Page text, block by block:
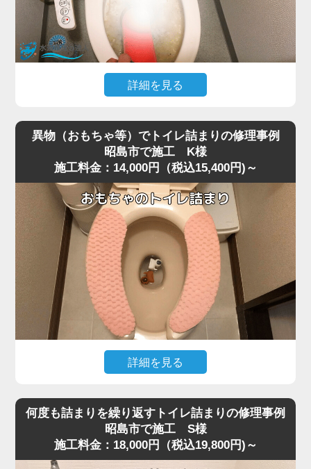
固まると、ラバーカップや薬剤ではまったく効果が出ない
ケースが多いのが特徴です。
今回の現場では、表面的な処置では改善が見込めないた
め、便器を一度取り外して内部の閉塞箇所に直接アクセス
する方法を選択しました。
便器を脱着し、排水路の奥を確認すると、大きく膨れた猫
位置で塞いでいました。
固まりを丁寧に除去し、排水管内部も確認したうえで通水
テストを実施すると、問題なく排水が流れる状態に戻りま
した。
作業後、お客様には「流せると書かれている猫砂でも、実
際には詰まりやすい」「トイレに流さずゴミとして処理す
る方が安全」といった再発防止のポイントをお伝えしまし
猫砂の詰まりは便器内部の奥で固まるケースが多く、便器
脱着が必要になる重度詰まりとして非常に多いトラブルで
詳細を見る
流したところ水位がみるみる上昇し、まったく流れなくな
ったというご相談がありました。
現場に伺って状況を確認すると、便器の奥で胃内容物と食
べカスが固まり、節水型トイレ特有の弱い排水圧では奥へ
流れきらず、S字奥で完全に滞留している状態でした。
こうした嘔吐物の詰まりは表面では見えず、内部の奥深く
で団子状になって固まるため、ラバーカップではほとんど
動かないことが多いです。
今回のケースは昭島市の住宅で、排水管の角度が少し急だ
ったことも影響して詰まりが強固になっていました。
改善には業務用の高圧ポンプを使用し、便器内部の閉塞部
分に向けて圧力を段階的に加えて作業を実施しました。
急激な圧力は逆流を招くため負荷を確認しながら慎重に加
圧すると、数回の作業で固まった嘔吐物が崩れ、排水路の
奥へとスムーズに押し流されて通水が回復しました。
り使用できる状態へ無事復旧。
作業後は、嘔吐物は固まりやすいため一度に流さず、紙や
水で分けながら処理する方法をご案内。
異物（おもちゃ等）でトイレ詰まりの修理事例
昭島市で施工 K様
施工料金：14,000円（税込15,400円)～
詳細を見る
を便器に落としてしまい、そのまま気付かず流してしまっ
たことで水位が上がり続け、全く流れなくなったというご
相談がありました。
現場に到着して状況を確認すると、表面上は見えないもの
何度も詰まりを繰り返すトイレ詰まりの修理事例
昭島市で施工 S様
施工料金：18,000円（税込19,800円)～